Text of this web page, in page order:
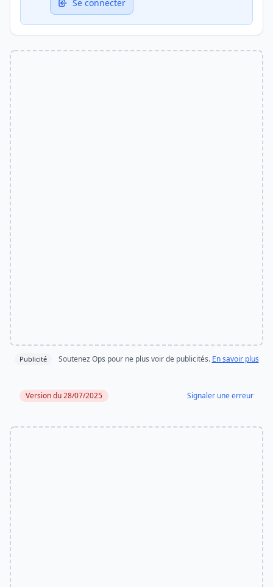
Se connecter
Publicité Soutenez Ops pour ne plus voir de publicités. En savoir plus
Version du 28/07/2025 Signaler une erreur